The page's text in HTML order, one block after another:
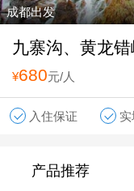
成都出发
九寨沟、黄龙
¥680元/人
入住保证
产品推荐